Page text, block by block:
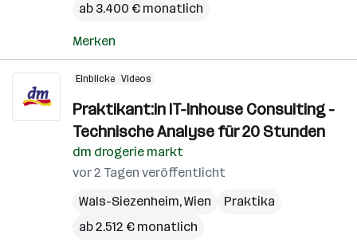
ab 3.400 € monatlich
Merken
Einblicke Videos
Praktikant:in IT-Inhouse Consulting -
Technische Analyse für 20 Stunden
dm drogerie markt
vor 2 Tagen veröffentlicht
Wals-Siezenheim,Wien
Praktika
ab 2.512 € monatlich